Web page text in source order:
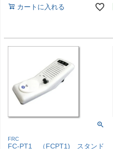
カートに入れる
FRC
FC-PT1 （FCPT1) スタンド